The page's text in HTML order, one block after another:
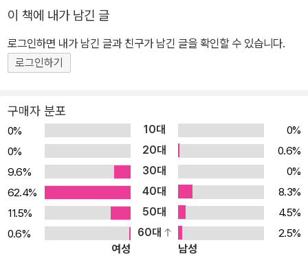
제를 읽고, 문제 속에 숨겨진 수학적 표현, 용어, 개념을 찾아 해석하
식을 문장으로 읽는 능력도 필요합니다. 다양한 수학 문장제를 풀어
보면서 수학 독해력을 키워야 합니다. [어려움2] “답은 구했는데 왜
것입니다.” 아이들이 써 놓은 식이나 풀이 과정을 살펴보면 연산기호
나 등호 없이 숫자만 나열하여 알아보기 힘들거나, 풀이 과정을 말하
듯이 써서 군더더기가 섞여 있는 경우가 많습니다. 숫자를 헷갈리게
써서 틀리는 경우, 두서없이 풀이를 쓰다가 중간에 한 단계를 빠뜨리
는 경우, 앞서 계산한 값을 잘못 찾아 쓰는 경우 등 알고도 틀리는 실
수들이 자주 일어납니다. 이는 식과 풀이를 논리적으로 쓰는 연습을
하지 않았기 때문입니다. 풀이를 쓰는 것은 머릿속에 있던 문제해결
과정을 꺼내어 눈앞에 펼치는 것입니다. 간단한 문제는 머릿속에서
이 책에 내가 남긴 글
로그인하면 내가 남긴 글과 친구가 남긴 글을 확인할 수 있습니다.
로그인하기
구매자 분포
0% 10대
0%
0%
20대
0.6%
9.6%
30대
0%
62.4%
40대
8.3%
11.5%
50대
4.5%
0.6%
60대
2.5%
여성
남성